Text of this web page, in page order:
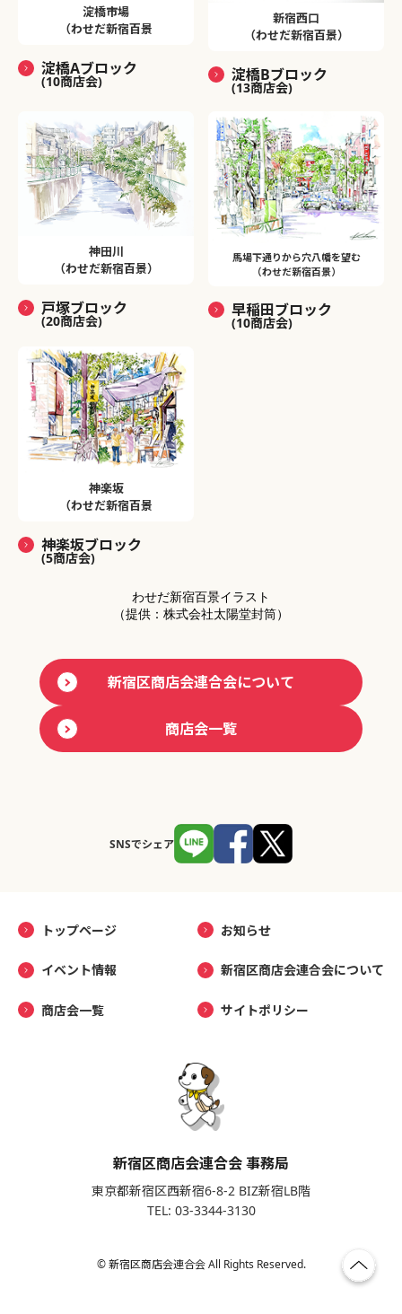
淀橋市場
（わせだ新宿百景
淀橋Aブロック
(10商店会)
新宿西口
（わせだ新宿百景）
淀橋Bブロック
(13商店会)
神田川
（わせだ新宿百景）
戸塚ブロック
(20商店会)
馬場下通りから穴八幡を望む
（わせだ新宿百景）
早稲田ブロック
(10商店会)
神楽坂
（わせだ新宿百景
神楽坂ブロック
(5商店会)
わせだ新宿百景イラスト
（提供：株式会社太陽堂封筒）
新宿区商店会連合会について
商店会一覧
SNSでシェア
トップページ お知らせ
イベント情報 新宿区商店会連合会について
商店会一覧 サイトポリシー
新宿区商店会連合会 事務局
東京都新宿区西新宿6-8-2 BIZ新宿LB階
TEL: 03-3344-3130
© 新宿区商店会連合会 All Rights Reserved.